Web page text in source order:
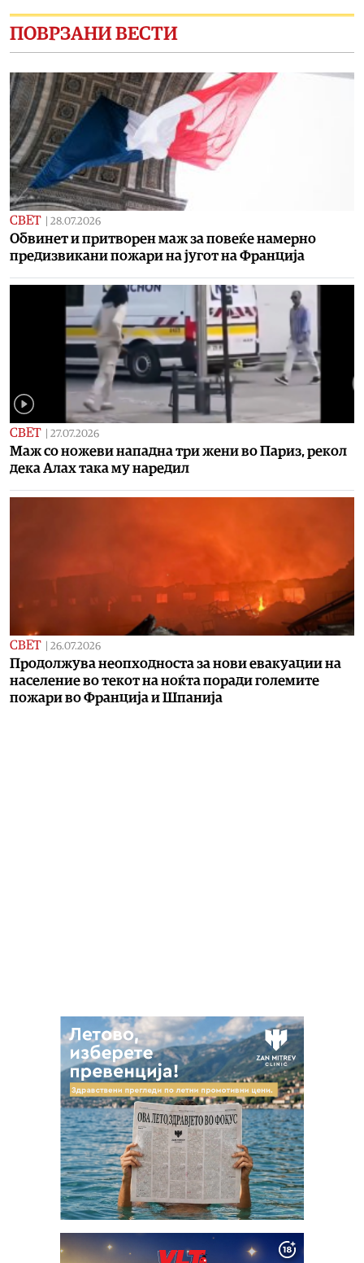
ПОВРЗАНИ ВЕСТИ
СВЕТ 28.07.2026
Обвинет и притворен маж за повеќе намерно
предизвикани пожари на југот на Франција
СВЕТ 27.07.2026
Маж со ножеви нападна три жени во Париз, рекол
дека Алах така му наредил
СВЕТ 26.07.2026
Продолжува неопходноста за нови евакуации на
население во текот на ноќта поради големите
пожари во Франција и Шпанија